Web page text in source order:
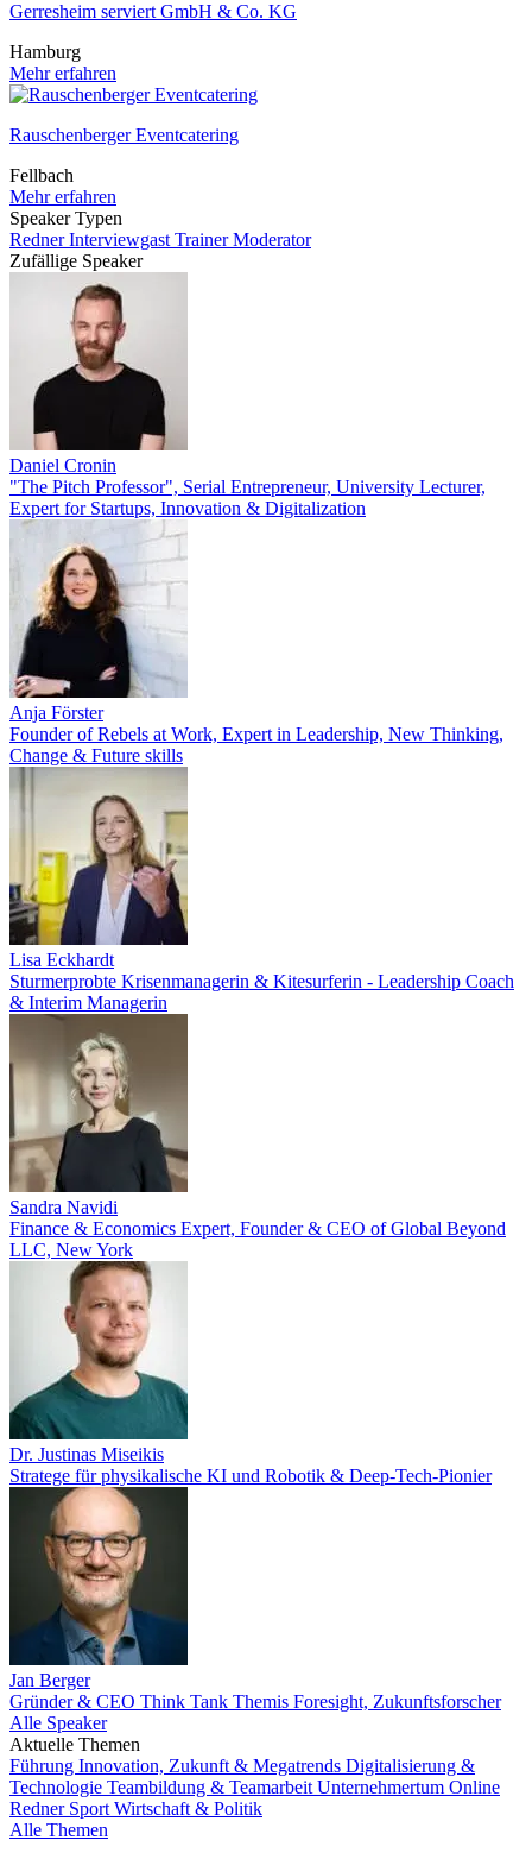
Gerresheim serviert GmbH & Co. KG
Hamburg
Mehr erfahren
Rauschenberger Eventcatering
Fellbach
Mehr erfahren
Speaker Typen
RednerInterviewgast TrainerModerator
Zufällige Speaker
Daniel Cronin
"The Pitch Professor", Serial Entrepreneur, University Lecturer,
Expert for Startups, Innovation & Digitalization
Anja Förster
Founder of Rebels at Work, Expert in Leadership, New Thinking,
Change & Future skills
Lisa Eckhardt
Sturmerprobte Krisenmanagerin & Kitesurferin - Leadership Coach
& Interim Managerin
Sandra Navidi
Finance & Economics Expert, Founder & CEO of Global Beyond
LLC, New York
Dr. Justinas Miseikis
Stratege für physikalische KI und Robotik & Deep-Tech-Pionier
Jan Berger
Gründer & CEO Think Tank Themis Foresight, Zukunftsforscher
Alle Speaker
Aktuelle Themen
Führung Innovation, Zukunft & Megatrends Digitalisierung &
Technologie Teambildung & Teamarbeit Unternehmertum Online
Redner Sport Wirtschaft & Politik
Alle Themen